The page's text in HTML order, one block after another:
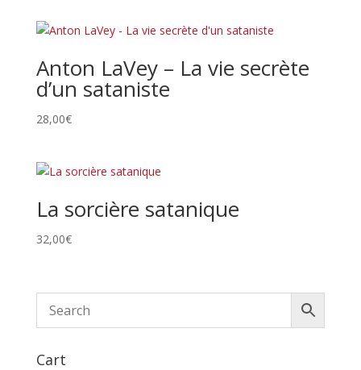
Anton LaVey – La vie secrète
d’un sataniste
28,00€
La sorcière satanique
32,00€
Cart